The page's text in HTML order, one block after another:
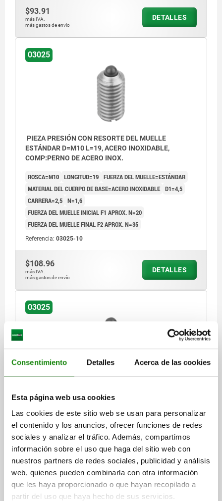
Consentimiento Detalles Acerca de las cookies
Esta página web usa cookies
Las cookies de este sitio web se usan para personalizar
el contenido y los anuncios, ofrecer funciones de redes
sociales y analizar el tráfico. Además, compartimos
información sobre el uso que haga del sitio web con
nuestros partners de redes sociales, publicidad y análisis
web, quienes pueden combinarla con otra información
que les haya proporcionado o que hayan recopilado a
partir del uso que haya hecho de sus servicios.
$93.91
más IVA.
más gastos de envío
DETALLES
03025
PIEZA PRESIÓN CON RESORTE DEL MUELLE
ESTÁNDAR D=M10 L=19, ACERO INOXIDABLE,
COMP:PERNO DE ACERO INOX.
ROSCA=M10 LONGITUD=19 FUERZA DEL MUELLE=ESTÁNDAR
MATERIAL DEL CUERPO DE BASE=ACERO INOXIDABLE D1=4,5
CARRERA=2,5 N=1,6
FUERZA DEL MUELLE INICIAL F1 APROX. N=20
FUERZA DEL MUELLE FINAL F2 APROX. N=35
Referencia: 03025-10
$108.96
más IVA.
más gastos de envío
DETALLES
03025
ESTÁNDAR D=M12 L=22, ACERO INOXIDABLE,
COMP:PERNO DE ACERO INOX.
ROSCA=M12 LONGITUD=22 FUERZA DEL MUELLE=ESTÁNDAR
MATERIAL DEL CUERPO DE BASE=ACERO INOXIDABLE
D1=6
CARRERA=3,5 N=2
FUERZA DEL MUELLE INICIAL F1 APROX. N=30
FUERZA DEL MUELLE FINAL F2 APROX. N=55
Referencia: 03025-12